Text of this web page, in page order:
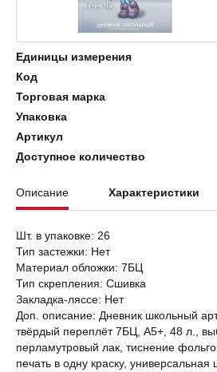
Добавить в корзину
Единицы измерения
Код
Торговая марка
Упаковка
Артикул
Доступное количество
Описание Характеристики
Шт. в упаковке: 26
Тип застежки: Нет
Материал обложки: 7БЦ
Тип скрепления: Сшивка
Закладка-ляссе: Нет
Доп. описание: Дневник школьный
твёрдый переплёт 7БЦ, А5+, 48 л.,
перламутровый лак, тиснение
печать в одну краску, универсальная